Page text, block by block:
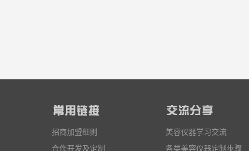
招商加盟细则
合作开发及定制
美容仪器学习交流
各类美容仪器定制步骤